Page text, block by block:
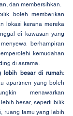
dan membersihkan.
boleh memberikan
lokasi kerana mereka
di kawasan yang
berhampiran
kemudahan
di asrama.
lebih besar di rumah:
apartmen yang boleh
menawarkan
besar, seperti bilik
ruang tamu yang lebih